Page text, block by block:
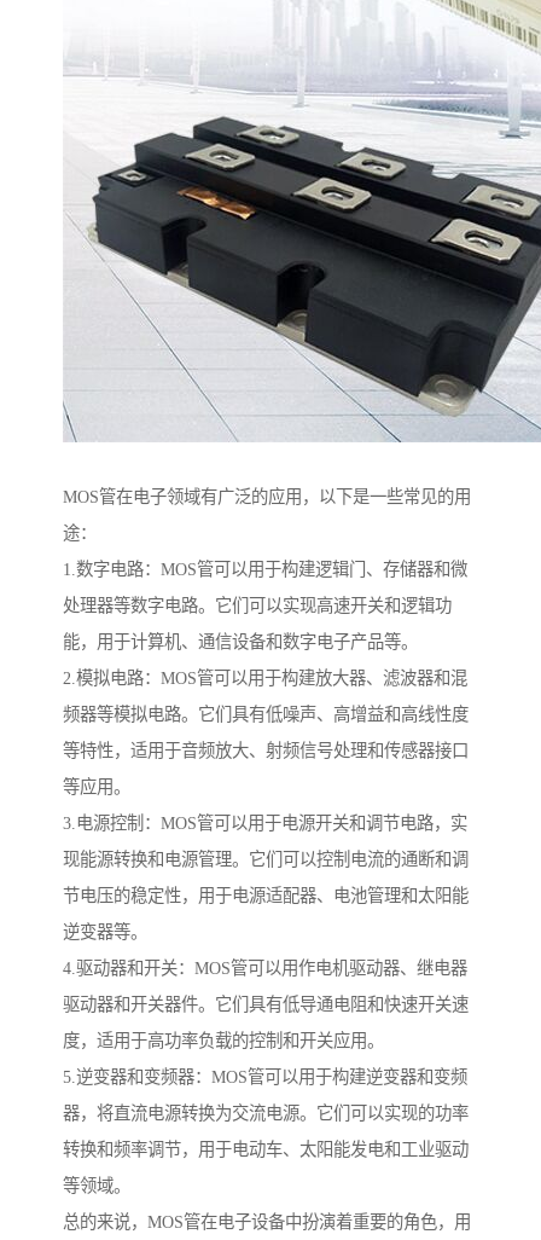
MOS管在电子领域有广泛的应用，以下是一些常见的用
途：
1.数字电路：MOS管可以用于构建逻辑门、存储器和微
处理器等数字电路。它们可以实现高速开关和逻辑功
能，用于计算机、通信设备和数字电子产品等。
2.模拟电路：MOS管可以用于构建放大器、滤波器和混
频器等模拟电路。它们具有低噪声、高增益和高线性度
等特性，适用于音频放大、射频信号处理和传感器接口
等应用。
3.电源控制：MOS管可以用于电源开关和调节电路，实
现能源转换和电源管理。它们可以控制电流的通断和调
节电压的稳定性，用于电源适配器、电池管理和太阳能
逆变器等。
4.驱动器和开关：MOS管可以用作电机驱动器、继电器
驱动器和开关器件。它们具有低导通电阻和快速开关速
度，适用于高功率负载的控制和开关应用。
5.逆变器和变频器：MOS管可以用于构建逆变器和变频
器，将直流电源转换为交流电源。它们可以实现的功率
转换和频率调节，用于电动车、太阳能发电和工业驱动
等领域。
总的来说，MOS管在电子设备中扮演着重要的角色，用